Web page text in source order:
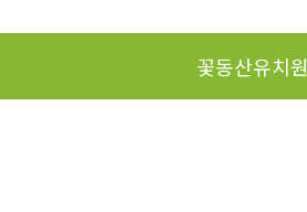
꽃동산유치원